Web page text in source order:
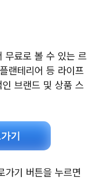
무료로 볼 수 있는 르
랜테리어 등 라이프
브랜드 및 상품 스
기
가기 버튼을 누르면